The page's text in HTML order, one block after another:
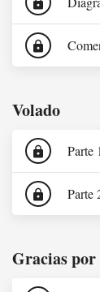
lock
lock
Volado
lock Parte
lock Parte
Gracias por